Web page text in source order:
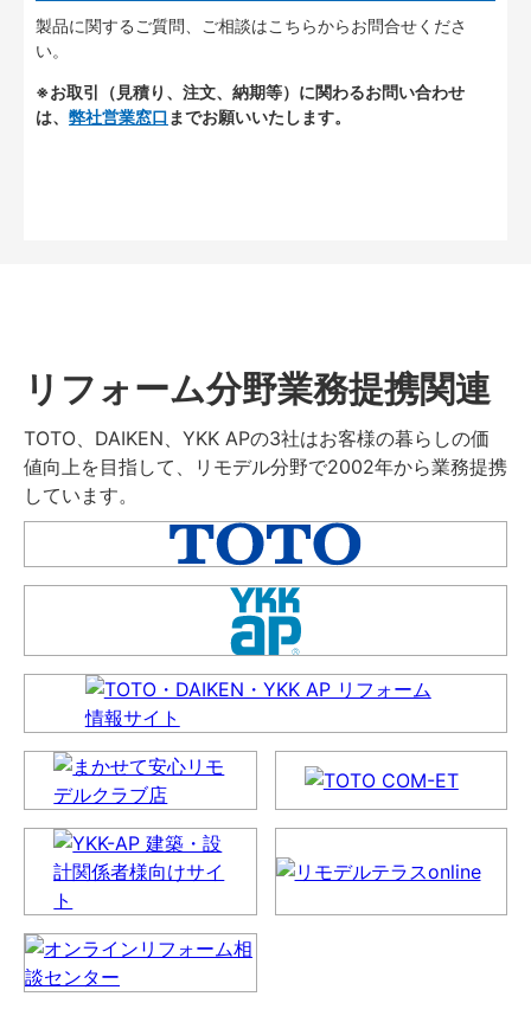
製品に関するご質問、ご相談はこちらからお問合せくださ
い。
※お取引（見積り、注文、納期等）に関わるお問い合わせ
は、 弊社営業窓口 までお願いいたします。
リフォーム分野業務提携関連
TOTO、DAIKEN、YKK APの3社はお客様の暮らしの価
値向上を目指して、リモデル分野で2002年から業務提携
しています。